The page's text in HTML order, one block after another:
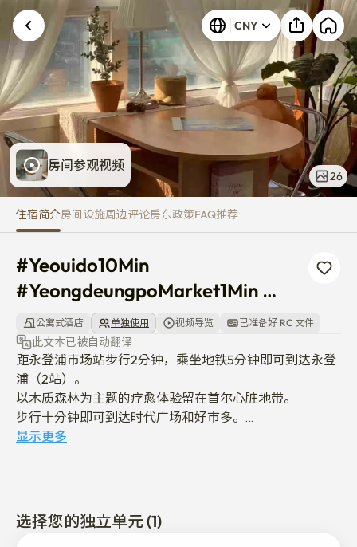
#Yeouido10Min CNY
房间参观视频
26
住宿简介房间设施周边评论房东政策FAQ推荐
#Yeouido10Min
#YeongdeungpoMarket1Min
#LongStayDiscount
公寓式酒店 单独使用 视频导览 已准备好 RC 文件
此文本已被自动翻译
距永登浦市场站步行2分钟，乘坐地铁5分钟即可到达永登
浦（2站）。
以木质森林为主题的疗愈体验留在首尔心脏地带。
步行十分钟即可到达时代广场和好市多。
站:30分钟，新村/红台站:20分钟，康库大学:30分钟
- 首尔40分钟公共交通范围内的任何地方
显示更多
选择您的独立单元 (1)
发生未知错误。请重试。